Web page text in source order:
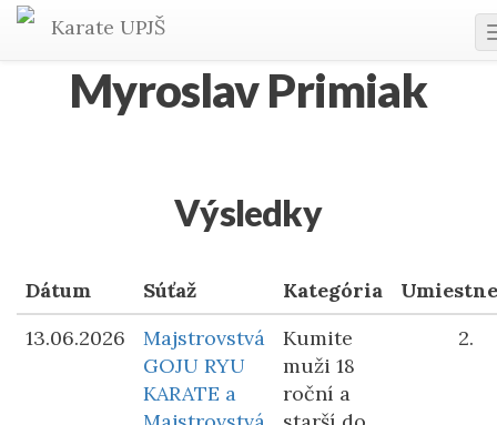
Karate UPJŠ
Myroslav Primiak
Výsledky
Dátum Súťaž Kategória
13.06.2026
Majstrovstvá
GOJU RYU
KARATE a
Kumite
muži 18
roční a
2.